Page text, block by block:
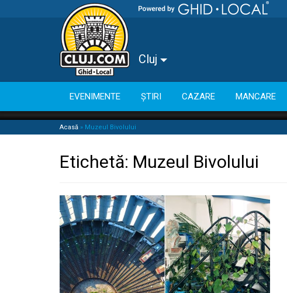
Cluj
EVENIMENTE ȘTIRI CAZARE MANCARE
Acasă » Muzeul Bivolului
Etichetă: Muzeul Bivolului